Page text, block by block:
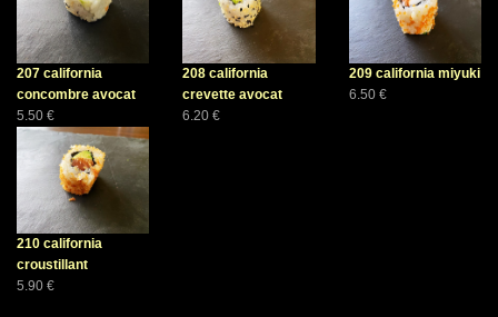
207 california
concombre avocat
5.50 €
208 california
crevette avocat
6.20 €
209 california miyuki
6.50 €
210 california
croustillant
5.90 €